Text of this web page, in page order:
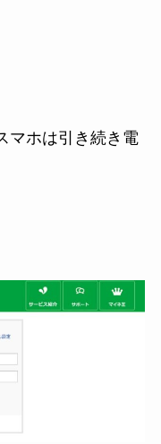
マホは引き続き電